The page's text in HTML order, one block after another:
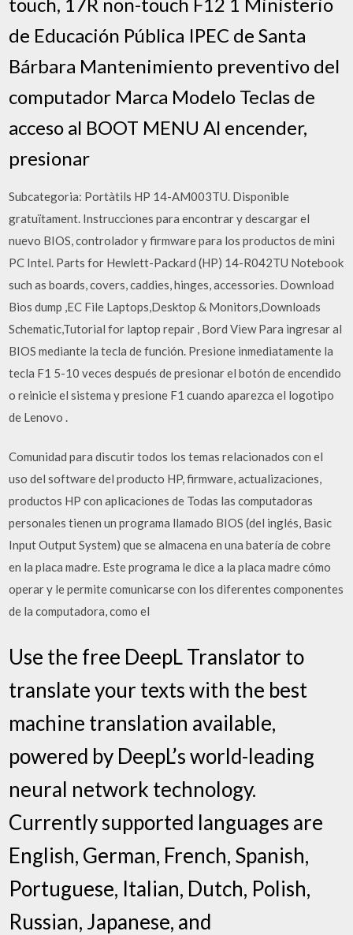
de Educación Pública IPEC de Santa
Bárbara Mantenimiento preventivo del
computador Marca Modelo Teclas de
acceso al BOOT MENU Al encender,
presionar
Subcategoria: Portàtils HP 14-AM003TU. Disponible
gratuïtament. Instrucciones para encontrar y descargar el
nuevo BIOS, controlador y firmware para los productos de mini
PC Intel. Parts for Hewlett-Packard (HP) 14-R042TU Notebook
such as boards, covers, caddies, hinges, accessories. Download
Bios dump ,EC File Laptops,Desktop & Monitors,Downloads
Schematic,Tutorial for laptop repair , Bord View Para ingresar al
BIOS mediante la tecla de función. Presione inmediatamente la
tecla F1 5-10 veces después de presionar el botón de encendido
o reinicie el sistema y presione F1 cuando aparezca el logotipo
de Lenovo .
Comunidad para discutir todos los temas relacionados con el
uso del software del producto HP, firmware, actualizaciones,
productos HP con aplicaciones de Todas las computadoras
personales tienen un programa llamado BIOS (del inglés, Basic
Input Output System) que se almacena en una batería de cobre
en la placa madre. Este programa le dice a la placa madre cómo
operar y le permite comunicarse con los diferentes componentes
de la computadora, como el
Use the free DeepL Translator to
translate your texts with the best
machine translation available,
powered by DeepL’s world-leading
neural network technology.
Currently supported languages are
English, German, French, Spanish,
Portuguese, Italian, Dutch, Polish,
Russian, Japanese, and